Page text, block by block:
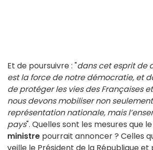
Et de poursuivre : "dans cet esprit de
est la force de notre démocratie, et
de protéger les vies des Françaises
nous devons mobiliser non
représentation nationale, mais
pays". Quelles sont les mesures que le
ministre pourrait annoncer ? Celles